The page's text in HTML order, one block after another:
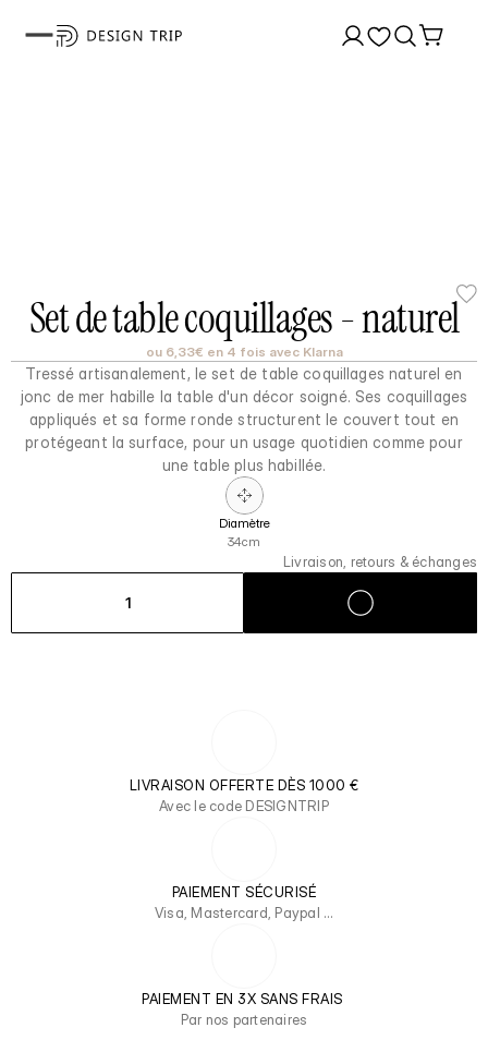
Set de table coquillages - naturel
ou 6,33€ en 4 fois avec Klarna
Tressé artisanalement, le set de table coquillages naturel en
jonc de mer habille la table d'un décor soigné. Ses coquillages
appliqués et sa forme ronde structurent le couvert tout en
protégeant la surface, pour un usage quotidien comme pour
une table plus habillée.
Diamètre
34cm
Livraison, retours & échanges
1
LIVRAISON OFFERTE DÈS 1000 €
Avec le code DESIGNTRIP
PAIEMENT SÉCURISÉ
Visa, Mastercard, Paypal …
PAIEMENT EN 3X SANS FRAIS
Par nos partenaires